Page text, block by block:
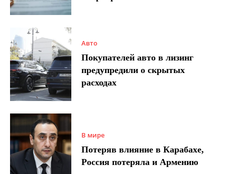
Авто
Покупателей авто в лизинг
предупредили о скрытых
расходах
В мире
Потеряв влияние в Карабахе,
Россия потеряла и Армению